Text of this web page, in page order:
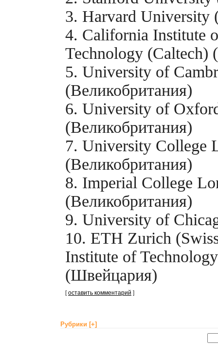
3. Harvard
4. California Institute
Technology
5. University of
(Великобритания)
6. University of
(Великобритания)
7. University College
(Великобритания)
8. Imperial College
(Великобритания)
9. University of
10. ETH Zurich
Institute of Technology
(Швейцария)
[оставить комментарий ]
Рубрики [+]